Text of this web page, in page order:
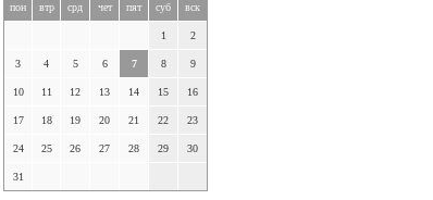
пон втр срд чет пят суб вск
1 2
3 4 5 6 7 8 9
10 11 12 13 14 15 16
17 18 19 20 21 22 23
24 25 26 27 28 29 30
31